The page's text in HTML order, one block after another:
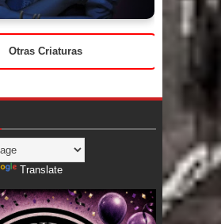
Otras Criaturas
Translate